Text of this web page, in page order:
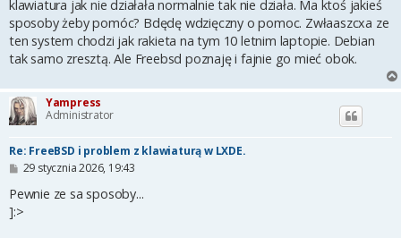
klawiatura jak nie działała normalnie tak nie działa. Ma ktoś jakieś
sposoby żeby pomóc? Bdędę wdzięczny o pomoc. Zwłaaszcxa ze
ten system chodzi jak rakieta na tym 10 letnim laptopie. Debian
tak samo zresztą. Ale Freebsd poznaję i fajnie go mieć obok.
Yampress
Administrator
Re: FreeBSD i problem z klawiaturą w LXDE.
P
s
29 stycznia 2026, 19:43
Pewnie ze sa sposoby...
]:>